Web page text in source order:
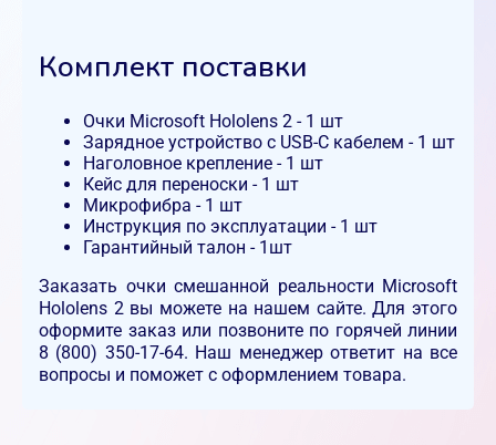
Комплект поставки
Очки Microsoft Hololens 2 - 1 шт
Зарядное устройство с USB-C кабелем - 1 шт
Наголовное крепление - 1 шт
Кейс для переноски - 1 шт
Микрофибра - 1 шт
Инструкция по эксплуатации - 1 шт
Гарантийный талон - 1шт
Заказать очки смешанной реальности Microsoft
Hololens 2 вы можете на нашем сайте. Для этого
оформите заказ или позвоните по горячей линии
8 (800) 350-17-64. Наш менеджер ответит на все
вопросы и поможет с оформлением товара.